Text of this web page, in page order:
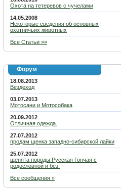
Охота на тетеревов с чучелами
14.05.2008
Некоторые сведения об основных
охотничьих животных
Все Статьи »»
Форум
18.08.2013
Вездеход
03.07.2013
Мотосани и Мотособака
20.09.2012
Отличная одежда.
27.07.2012
продам щенка западно-сибирской лайки
25.07.2012
щенята породы Русская Гончая с
родословной и без.
Все сообщения »